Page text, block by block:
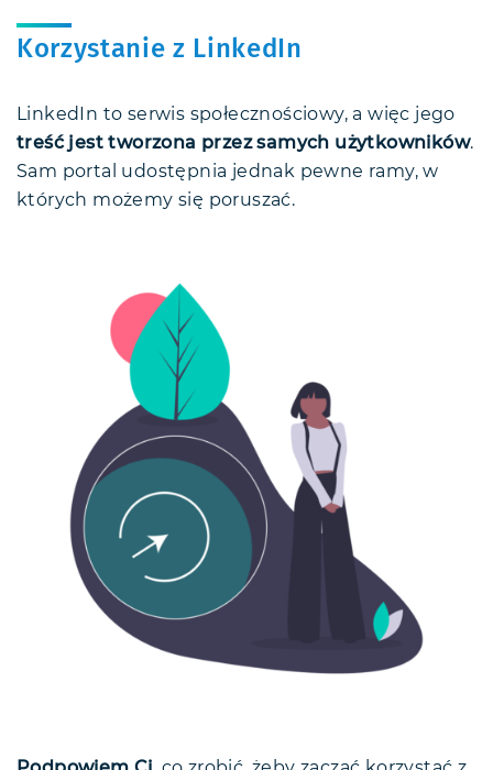
Korzystanie z LinkedIn
LinkedIn to serwis społecznościowy, a więc jego
treść jest tworzona przez samych użytkowników.
Sam portal udostępnia jednak pewne ramy, w
których możemy się poruszać.